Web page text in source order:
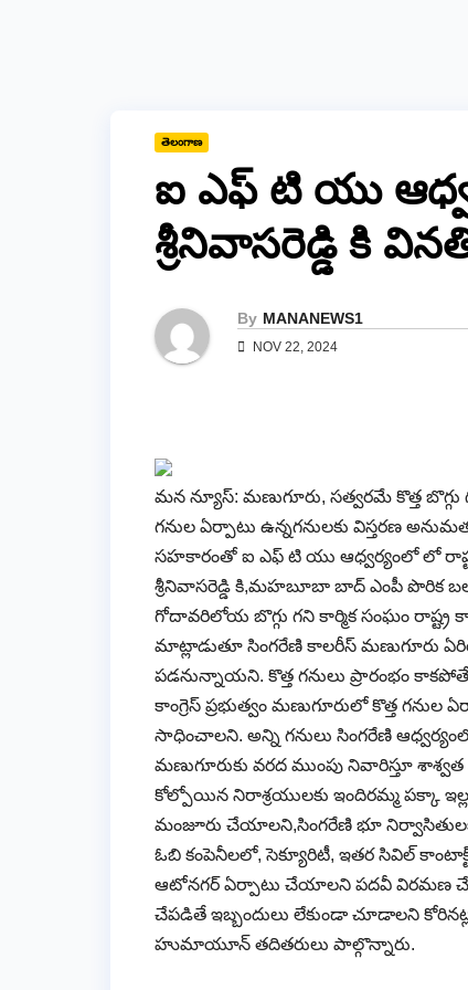
తెలంగాణ
ఐ ఎఫ్ టి యు
శ్రీనివాసరెడ్డి కి
By MANANEWS1
NOV 22, 2024
మన న్యూస్: మణుగూరు, సత్వరమే కొత్త బొగ్గు
గనుల ఏర్పాటు ఉన్నగనులకు విస్తరణ
సహకారంతో ఐ ఎఫ్ టి యు ఆధ్వర్యంలో లో
శ్రీనివాసరెడ్డి కి,మహబూబా బాద్ ఎంపీ పొరిక
గోదావరిలోయ బొగ్గు గని కార్మిక సంఘం
మాట్లాడుతూ సింగరేణి కాలరీస్ మణుగూరు
పడనున్నాయని. కొత్త గనులు ప్రారంభం
కాంగ్రెస్ ప్రభుత్వం మణుగూరులో కొత్త గనుల
సాధించాలని. అన్ని గనులు సింగరేణి
మణుగూరుకు వరద ముంపు నివారిస్తూ
కోల్పోయిన నిరాశ్రయులకు ఇందిరమ్మ పక్కా
మంజూరు చేయాలని,సింగరేణి భూ
ఓబి కంపెనీలలో, సెక్యూరిటీ, ఇతర సివిల్
ఆటోనగర్ ఏర్పాటు చేయాలని పదవీ విరమణ
చేపడితే ఇబ్బందులు లేకుండా చూడాలని
హుమాయూన్ తదితరులు పాల్గొన్నారు.